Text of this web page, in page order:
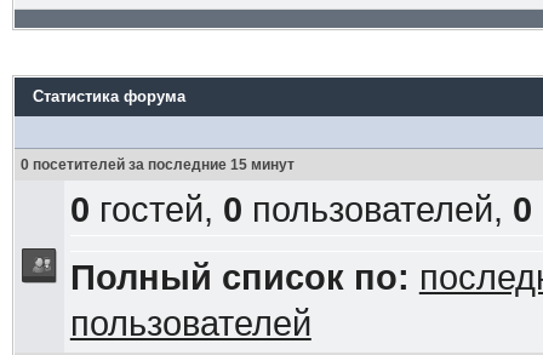
Статистика форума
0 посетителей за последние 15 минут
0 гостей, 0 пользователей, 0
Полный список по:
пользователей